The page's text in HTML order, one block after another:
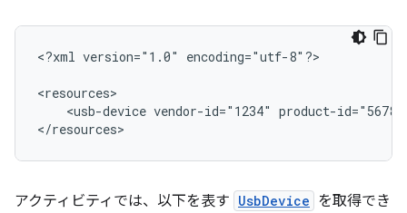
<?xml version="1.0" encoding="utf-8"?>
<usb-device vendor-id="1234" product-id="5678"
</resources>
アクティビティでは、以下を表す UsbDevice を取得でき